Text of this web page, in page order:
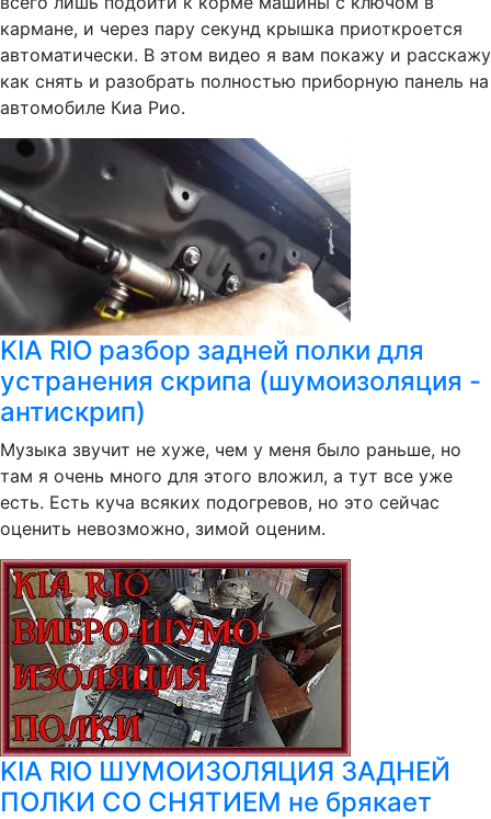
кармане, и через пару секунд крышка приоткроется
автоматически. В этом видео я вам покажу и расскажу
как снять и разобрать полностью приборную панель на
автомобиле Киа Рио.
KIA RIO разбор задней полки для
устранения скрипа (шумоизоляция -
антискрип)
Музыка звучит не хуже, чем у меня было раньше, но
там я очень много для этого вложил, а тут все уже
есть. Есть куча всяких подогревов, но это сейчас
оценить невозможно, зимой оценим.
KIA RIO ШУМОИЗОЛЯЦИЯ ЗАДНЕЙ
ПОЛКИ СО СНЯТИЕМ не брякает